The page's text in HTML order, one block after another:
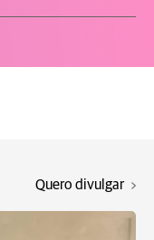
Quero divulgar